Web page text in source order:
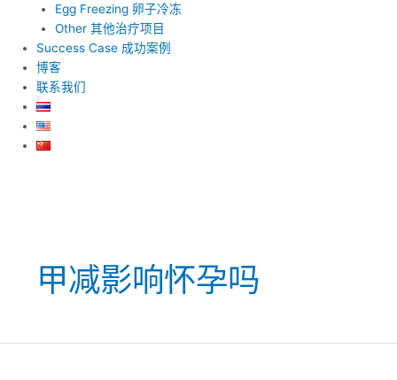
Egg Freezing 卵子冷冻
Other 其他治疗项目
Success Case 成功案例
博客
联系我们
甲减影响怀孕吗